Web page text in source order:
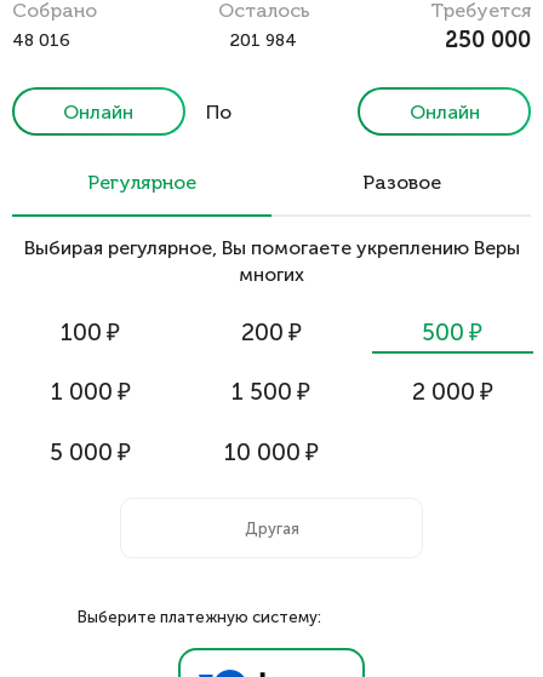
Cобрано
48 016
Осталось
201 984
Требуется
250 000
Онлайн
По
Онлайн
Регулярное Разовое
Выбирая регулярное, Вы помогаете укреплению Веры
многих
100 ₽ 200 ₽ 500 ₽
1 000 ₽ 1 500 ₽ 2 000 ₽
5 000 ₽ 10 000 ₽
Выберите платежную систему: